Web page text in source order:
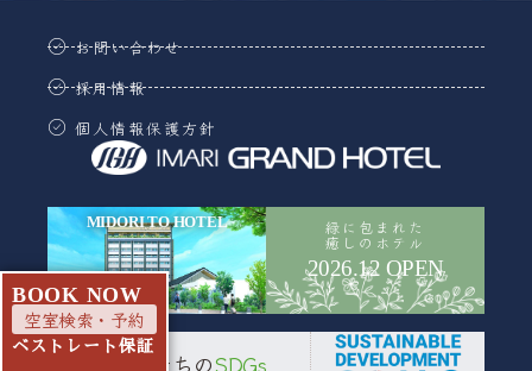
BOOK NOW
空室検索・予約
ベストレート保証
お問い合わせ
採用情報
個人情報保護方針
MIDORI TO HOTEL 緑に包まれた
癒しのホテル
2026.12 OPEN
わたしたちのSDGs